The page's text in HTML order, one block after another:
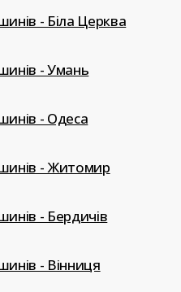
- Біла Церква
- Умань
- Одеса
- Житомир
- Бердичів
- Вінниця